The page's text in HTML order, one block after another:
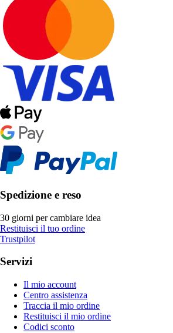
Spedizione e reso
30 giorni per cambiare idea
Restituisci il tuo ordine
Trustpilot
Servizi
Il mio account
Centro assistenza
Traccia il mio ordine
Restituisci il mio ordine
Codici sconto